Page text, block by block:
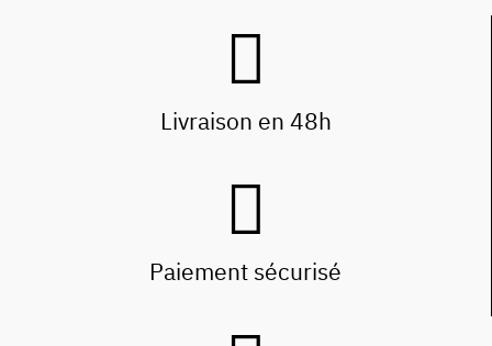
Livraison en 48h
Paiement sécurisé